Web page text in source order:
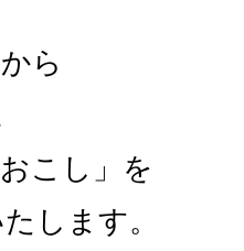
ら
こし」を
します。